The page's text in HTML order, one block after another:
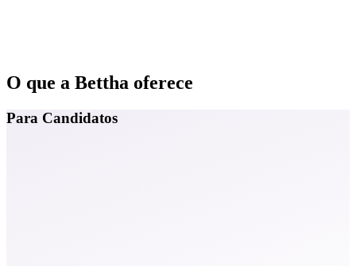
O que a Bettha oferece
Para Candidatos